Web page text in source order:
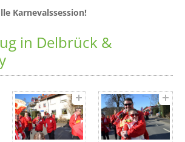
Karnevalssession!
in Delbrück &